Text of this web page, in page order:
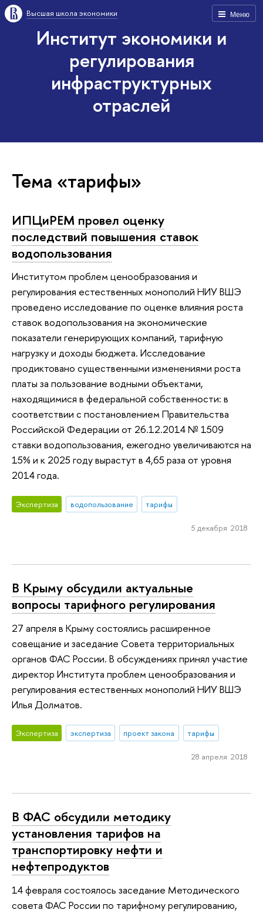
Меню
Высшая школа экономики
Институт экономики и
регулирования
инфраструктурных
отраслей
Тема «тарифы»
ИПЦиРЕМ провел оценку
последствий повышения ставок
водопользования
Институтом проблем ценообразования и
регулирования естественных монополий НИУ ВШЭ
проведено исследование по оценке влияния роста
ставок водопользования на экономические
показатели генерирующих компаний, тарифную
нагрузку и доходы бюджета. Исследование
продиктовано существенными изменениями роста
платы за пользование водными объектами,
находящимися в федеральной собственности: в
соответствии с постановлением Правительства
Российской Федерации от 26.12.2014 № 1509
ставки водопользования, ежегодно увеличиваются на
15% и к 2025 году вырастут в 4,65 раза от уровня
2014 года.
Экспертиза водопользование тарифы
5 декабря 2018
В Крыму обсудили актуальные
вопросы тарифного регулирования
27 апреля в Крыму состоялись расширенное
совещание и заседание Совета территориальных
органов ФАС России. В обсуждениях принял участие
директор Института проблем ценообразования и
регулирования естественных монополий НИУ ВШЭ
Илья Долматов.
Экспертиза экспертиза проект закона тарифы
28 апреля 2018
В ФАС обсудили методику
установления тарифов на
транспортировку нефти и
нефтепродуктов
14 февраля состоялось заседание Методического
совета ФАС России по тарифному регулированию,